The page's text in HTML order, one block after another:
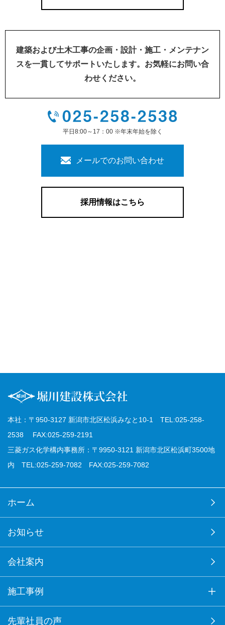
建築および土木工事の企画・設計・施工・メンテナン
スを一貫してサポートいたします。お気軽にお問い合
わせください。
平日8:00～17：00 ※年末年始を除く
メールでのお問い合わせ
採用情報はこちら
本社：〒950-3127 新潟市北区松浜みなと10-1 TEL:025-258-
2538 FAX:025-259-2191
三菱ガス化学構内事務所：〒9950-3121 新潟市北区松浜町3500地
内 TEL:025-259-7082 FAX:025-259-7082
ホーム
お知らせ
会社案内
施工事例
先輩社員の声